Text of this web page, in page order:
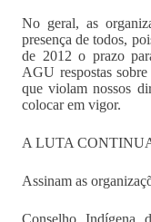
No geral, as
presença de todos,
de 2012 o prazo
AGU respostas
que violam nossos
colocar em vigor.
A LUTA
Assinam as
Conselho Indígena